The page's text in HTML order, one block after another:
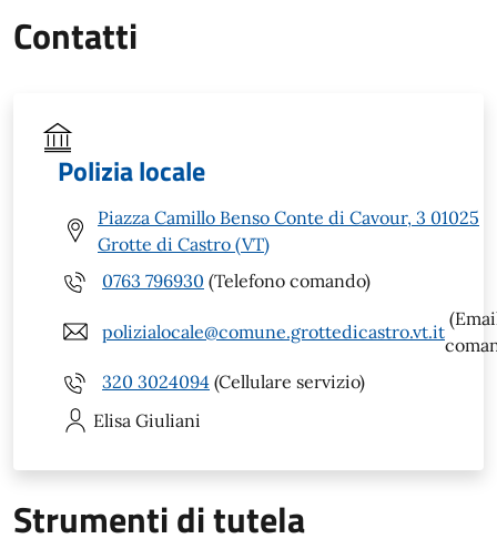
Contatti
Polizia locale
Piazza Camillo Benso Conte di Cavour, 3 01025
Grotte di Castro (VT)
0763 796930 (Telefono comando)
polizialocale@comune.grottedicastro.vt.it
320 3024094 (Cellulare servizio)
Elisa Giuliani
Strumenti di tutela